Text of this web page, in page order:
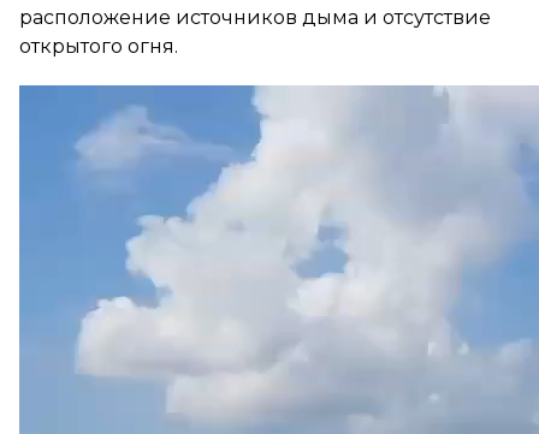
расположение источников дыма и отсутствие
открытого огня.